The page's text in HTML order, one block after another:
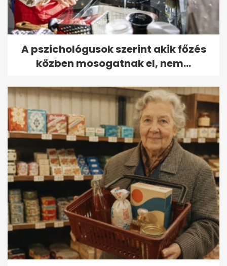
A pszichológusok szerint akik főzés
közben mosogatnak el, nem...